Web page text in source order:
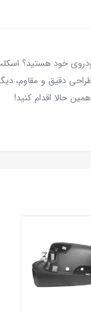
خود هستید؟
دقیق و مقاوم،
حالا اقدام کنید!